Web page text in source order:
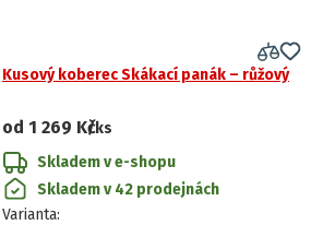
Kusový koberec Skákací panák – růžový
od 1 269 Kč/ks
Skladem v e-shopu
Skladem v 42 prodejnách
Varianta: